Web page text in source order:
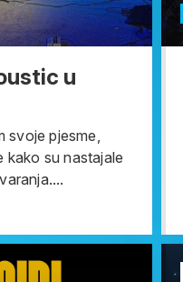
u
svoje pjesme,
kako su nastajale